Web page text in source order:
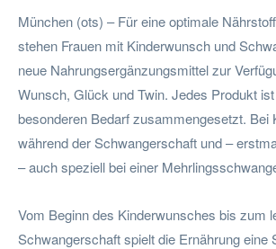
München (ots) – Für eine optimale
stehen Frauen mit Kinderwunsch und
neue Nahrungsergänzungsmittel zur
Wunsch, Glück und Twin. Jedes Produkt
besonderen Bedarf zusammengesetzt. Bei
während der Schwangerschaft und –
– auch speziell bei einer
Vom Beginn des Kinderwunsches bis zum
Schwangerschaft spielt die Ernährung eine